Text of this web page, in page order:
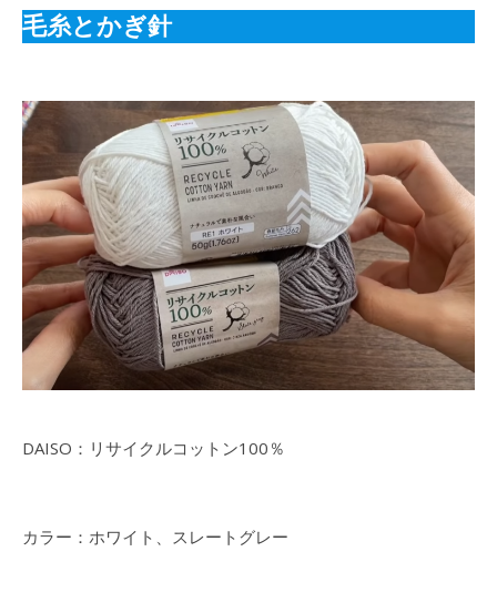
毛糸とかぎ針
DAISO：リサイクルコットン100％
カラー：ホワイト、スレートグレー